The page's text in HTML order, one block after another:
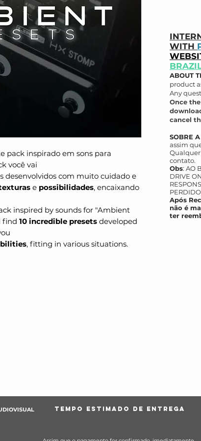
pack inspirado em sons para
você vai
desenvolvidos com muito cuidado e
e possibilidades, encaixando
inspired by sounds for "Ambient
find 10 incredible presets developed
, fitting in various situations.
WITH
ABOUT
product
Any
Once
cancel
SOBRE
assim
contato.
Obs: AO
DRIVE
Após
não é
ter
TEMPO ESTIMADO DE ENTREGA